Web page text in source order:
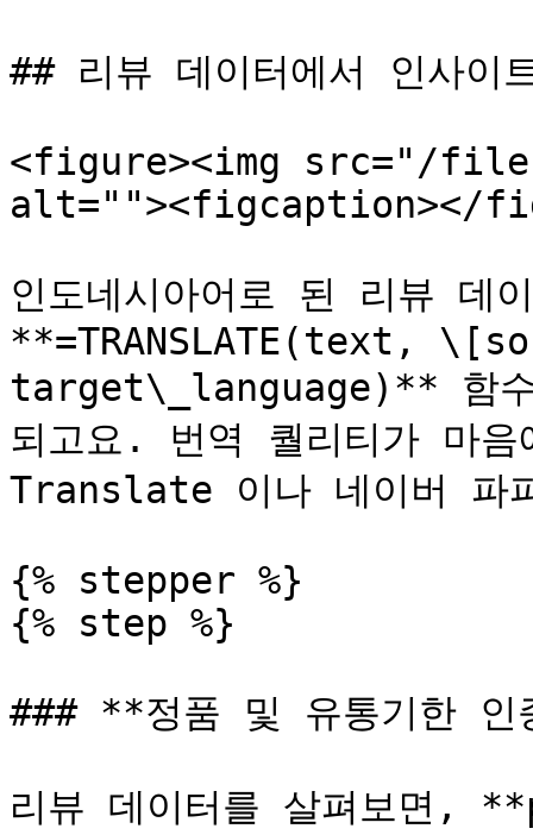
## 리뷰 데이터에서 인사이
<figure><img src="/files/
alt=""><figcaption></
인도네시아어로 된 리뷰 데
**=TRANSLATE(text,
target\_language)** 함수
되고요. 번역 퀄리티가 마
Translate 이나 네이버 파
{% stepper %}
{% step %}
### **정품 및 유통기한 인
리뷰 데이터를 살펴보